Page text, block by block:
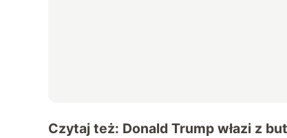
Czytaj też: Donald Trump włazi z